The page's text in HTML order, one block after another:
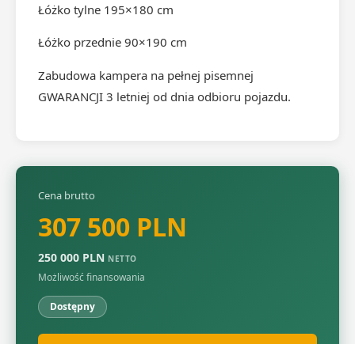
Łóżko tylne 195×180 cm
Łóżko przednie 90×190 cm
Zabudowa kampera na pełnej pisemnej
GWARANCJI 3 letniej od dnia odbioru pojazdu.
Cena brutto
307 500 PLN
250 000 PLN NETTO
Możliwość finansowania
Dostępny